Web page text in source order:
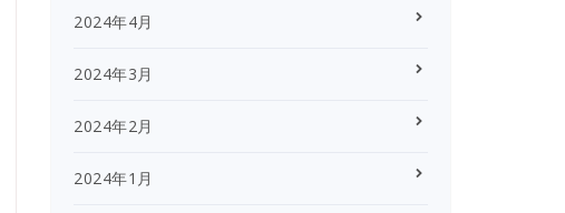
2024年4月
2024年3月
2024年2月
2024年1月